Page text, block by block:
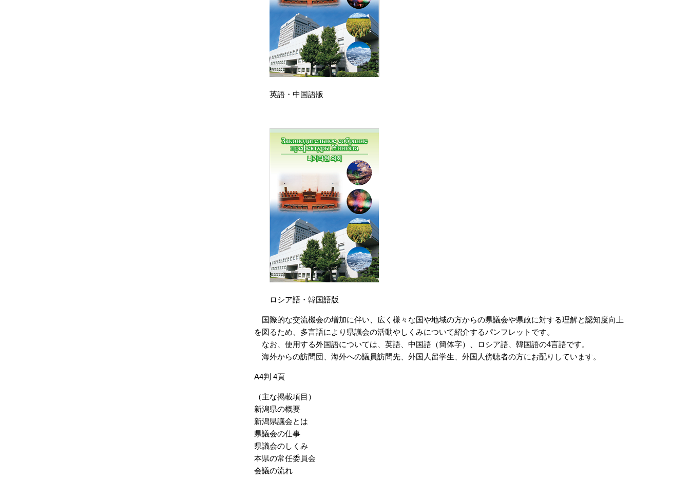
英語・中国語版
ロシア語・韓国語版
国際的な交流機会の増加に伴い、広く様々な国や地域の方からの県議会や県政に対する理解と認知度向上
を図るため、多言語により県議会の活動やしくみについて紹介するパンフレットです。
なお、使用する外国語については、英語、中国語（簡体字）、ロシア語、韓国語の4言語です。
海外からの訪問団、海外への議員訪問先、外国人留学生、外国人傍聴者の方にお配りしています。
A4判 4頁
（主な掲載項目）
新潟県の概要
新潟県議会とは
県議会の仕事
県議会のしくみ
本県の常任委員会
会議の流れ